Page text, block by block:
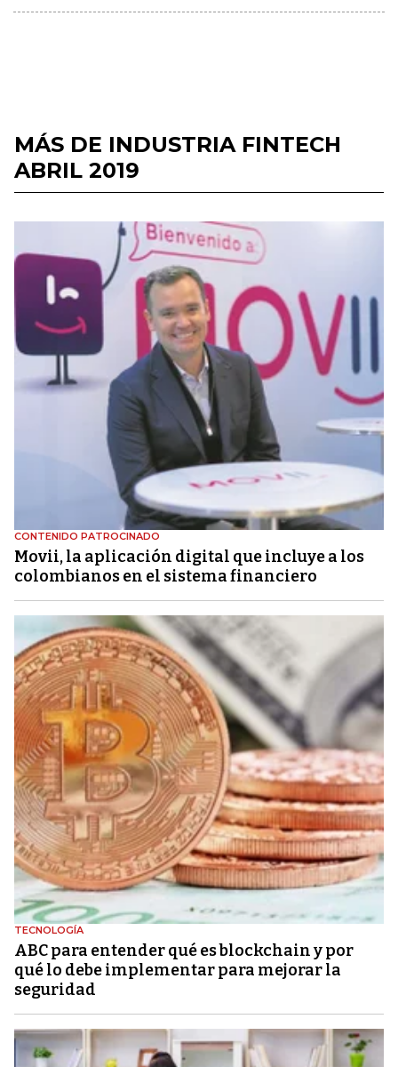
MÁS DE INDUSTRIA FINTECH
ABRIL 2019
CONTENIDO PATROCINADO
Movii, la aplicación digital que incluye a los
colombianos en el sistema financiero
TECNOLOGÍA
ABC para entender qué es blockchain y por
qué lo debe implementar para mejorar la
seguridad